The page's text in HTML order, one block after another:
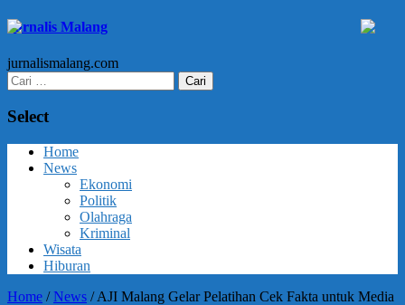
Jurnalis Malang
jurnalismalang.com
Cari
untuk:
Select
Home
News
Ekonomi
Politik
Olahraga
Kriminal
Wisata
Hiburan
Home /News /AJI Malang Gelar Pelatihan Cek Fakta untuk Media